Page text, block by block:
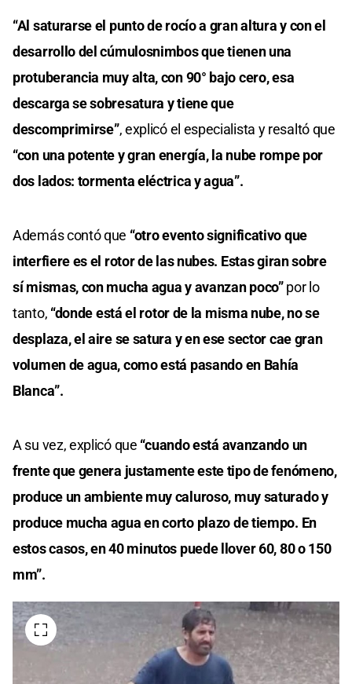
9
“Al saturarse el punto de rocío a gran altura y con el
desarrollo del cúmulosnimbos que tienen una
protuberancia muy alta, con 90° bajo cero, esa
descarga se sobresatura y tiene que
descomprimirse”, explicó el especialista y resaltó que
“con una potente y gran energía, la nube rompe por
dos lados: tormenta eléctrica y agua”.
Además contó que “otro evento significativo que
interfiere es el rotor de las nubes. Estas giran sobre
sí mismas, con mucha agua y avanzan poco”por lo
tanto, “donde está el rotor de la misma nube, no se
desplaza, el aire se satura y en ese sector cae gran
volumen de agua, como está pasando en Bahía
Blanca”.
A su vez, explicó que “cuando está avanzando un
frente que genera justamente este tipo de fenómeno,
produce un ambiente muy caluroso, muy saturado y
produce mucha agua en corto plazo de tiempo. En
estos casos, en 40 minutos puede llover 60, 80 o 150
mm”.